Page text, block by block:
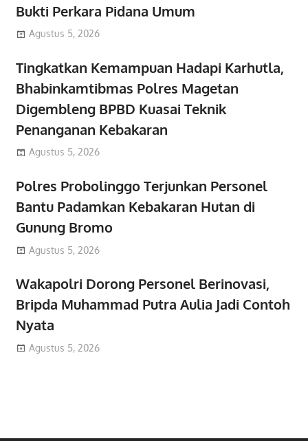
Bukti Perkara Pidana Umum
Agustus 5, 2026
Tingkatkan Kemampuan Hadapi Karhutla,
Bhabinkamtibmas Polres Magetan
Digembleng BPBD Kuasai Teknik
Penanganan Kebakaran
Agustus 5, 2026
Polres Probolinggo Terjunkan Personel
Bantu Padamkan Kebakaran Hutan di
Gunung Bromo
Agustus 5, 2026
Wakapolri Dorong Personel Berinovasi,
Bripda Muhammad Putra Aulia Jadi Contoh
Nyata
Agustus 5, 2026